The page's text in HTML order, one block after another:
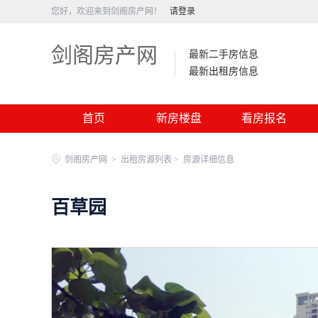
您好，欢迎来到剑阁房产网！ 请登录
剑阁房产网
最新二手房信息
最新出租房信息
首页 新房楼盘 看房报名
剑阁房产网 > 出租房源列表 > 房源详细信息
百草园